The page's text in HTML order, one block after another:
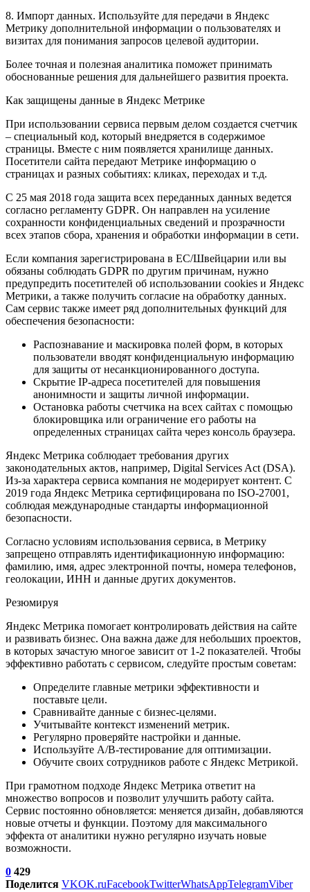
8. Импорт данных. Используйте для передачи в Яндекс
Метрику дополнительной информации о пользователях и
визитах для понимания запросов целевой аудитории.
Более точная и полезная аналитика поможет принимать
обоснованные решения для дальнейшего развития проекта.
Как защищены данные в Яндекс Метрике
При использовании сервиса первым делом создается счетчик
– специальный код, который внедряется в содержимое
страницы. Вместе с ним появляется хранилище данных.
Посетители сайта передают Метрике информацию о
страницах и разных событиях: кликах, переходах и т.д.
С 25 мая 2018 года защита всех переданных данных ведется
согласно регламенту GDPR. Он направлен на усиление
сохранности конфиденциальных сведений и прозрачности
всех этапов сбора, хранения и обработки информации в сети.
Если компания зарегистрирована в ЕС/Швейцарии или вы
обязаны соблюдать GDPR по другим причинам, нужно
предупредить посетителей об использовании cookies и Яндекс
Метрики, а также получить согласие на обработку данных.
Сам сервис также имеет ряд дополнительных функций для
обеспечения безопасности:
Распознавание и маскировка полей форм, в которых
пользователи вводят конфиденциальную информацию
для защиты от несанкционированного доступа.
Скрытие IP-адреса посетителей для повышения
анонимности и защиты личной информации.
Остановка работы счетчика на всех сайтах с помощью
блокировщика или ограничение его работы на
определенных страницах сайта через консоль браузера.
Яндекс Метрика соблюдает требования других
законодательных актов, например, Digital Services Act (DSA).
Из-за характера сервиса компания не модерирует контент. С
2019 года Яндекс Метрика сертифицирована по ISO-27001,
соблюдая международные стандарты информационной
безопасности.
Согласно условиям использования сервиса, в Метрику
запрещено отправлять идентификационную информацию:
фамилию, имя, адрес электронной почты, номера телефонов,
геолокации, ИНН и данные других документов.
Резюмируя
Яндекс Метрика помогает контролировать действия на сайте
и развивать бизнес. Она важна даже для небольших проектов,
в которых зачастую многое зависит от 1-2 показателей. Чтобы
эффективно работать с сервисом, следуйте простым советам:
Определите главные метрики эффективности и
поставьте цели.
Сравнивайте данные с бизнес-целями.
Учитывайте контекст изменений метрик.
Регулярно проверяйте настройки и данные.
Используйте A/B-тестирование для оптимизации.
Обучите своих сотрудников работе с Яндекс Метрикой.
При грамотном подходе Яндекс Метрика ответит на
множество вопросов и позволит улучшить работу сайта.
Сервис постоянно обновляется: меняется дизайн, добавляются
новые отчеты и функции. Поэтому для максимального
эффекта от аналитики нужно регулярно изучать новые
возможности.
0 429
Поделится VKOK.ruFacebookTwitterWhatsAppTelegramViber